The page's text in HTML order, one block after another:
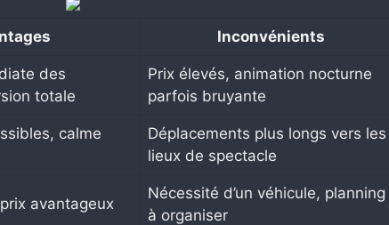
Inconvénients
des
totale
Prix élevés, animation nocturne
parfois bruyante
calme
Déplacements plus longs vers les
lieux de spectacle
avantageux
Nécessité d’un véhicule, planning
à organiser